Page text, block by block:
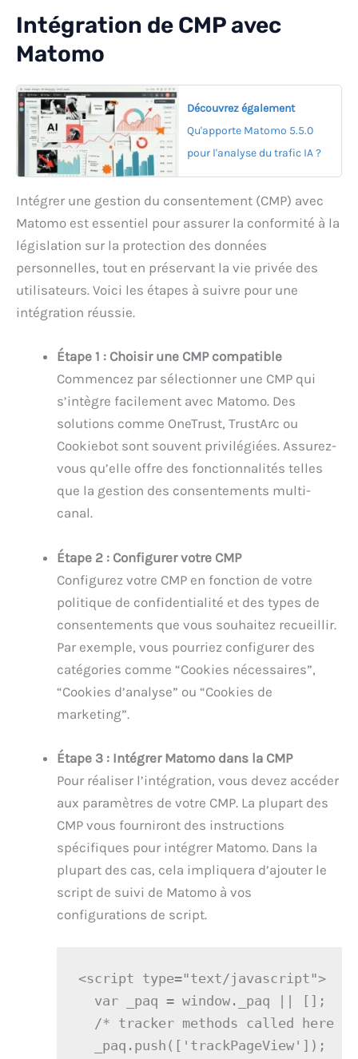
Intégration de CMP avec
Matomo
Découvrez également
Qu'apporte Matomo 5.5.0
pour l'analyse du trafic IA ?
Intégrer une gestion du consentement (CMP) avec
Matomo est essentiel pour assurer la conformité à la
législation sur la protection des données
personnelles, tout en préservant la vie privée des
utilisateurs. Voici les étapes à suivre pour une
intégration réussie.
Étape 1 : Choisir une CMP compatible
Commencez par sélectionner une CMP qui
s’intègre facilement avec Matomo. Des
solutions comme OneTrust, TrustArc ou
Cookiebot sont souvent privilégiées. Assurez-
vous qu’elle offre des fonctionnalités telles
que la gestion des consentements multi-
canal.
Étape 2 : Configurer votre CMP
Configurez votre CMP en fonction de votre
politique de confidentialité et des types de
consentements que vous souhaitez recueillir.
Par exemple, vous pourriez configurer des
catégories comme “Cookies nécessaires”,
“Cookies d’analyse” ou “Cookies de
marketing”.
Étape 3 : Intégrer Matomo dans la CMP
Pour réaliser l’intégration, vous devez accéder
aux paramètres de votre CMP. La plupart des
CMP vous fourniront des instructions
spécifiques pour intégrer Matomo. Dans la
plupart des cas, cela impliquera d’ajouter le
script de suivi de Matomo à vos
configurations de script.
<script type="text/javascript">
  var _paq = window._paq || [];
  /* tracker methods called here */
  _paq.push(['trackPageView']);